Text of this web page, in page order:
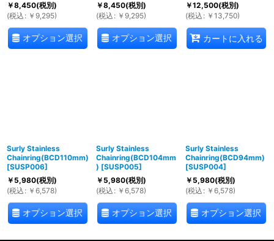
￥8,450(税別)
(税込 : ￥ 9,295)
オプション選択
￥8,450(税別)
(税込 : ￥ 9,295)
オプション選択
￥12,500(税別)
(税込 : ￥ 13,750)
カートに入れる
Surly Stainless
Chainring(BCD110mm)
[SUSP006]
￥5,980(税別)
(税込 : ￥ 6,578)
オプション選択
Surly Stainless
Chainring(BCD104mm
) [SUSP005]
￥5,980(税別)
(税込 : ￥ 6,578)
オプション選択
Surly Stainless
Chainring(BCD94mm)
[SUSP004]
￥5,980(税別)
(税込 : ￥ 6,578)
オプション選択